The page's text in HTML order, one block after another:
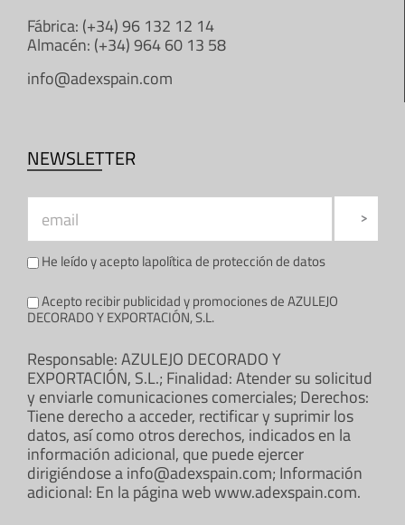
Fábrica: (+34) 96 132 12 14
Almacén: (+34) 964 60 13 58
info@adexspain.com
NEWSLETTER
He leído y acepto lapolítica de protección de datos
Acepto recibir publicidad y promociones de AZULEJO
DECORADO Y EXPORTACIÓN, S.L.
Responsable: AZULEJO DECORADO Y
EXPORTACIÓN, S.L.; Finalidad: Atender su solicitud
y enviarle comunicaciones comerciales; Derechos:
Tiene derecho a acceder, rectificar y suprimir los
datos, así como otros derechos, indicados en la
información adicional, que puede ejercer
dirigiéndose a info@adexspain.com; Información
adicional: En la página web www.adexspain.com.